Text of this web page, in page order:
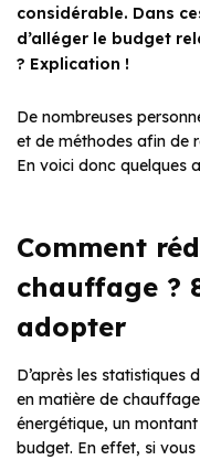
considérable. Dans
d’alléger le budget
? Explication !
De nombreuses
et de méthodes afin de
En voici donc quelques
Comment
chauffage ?
adopter
D’après les statistiques
en matière de
énergétique, un
budget. En effet, si